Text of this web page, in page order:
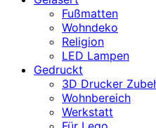
Fußmatten
Wohndeko
Religion
LED Lampen
Gedruckt
3D Drucker
Wohnbereich
Werkstatt